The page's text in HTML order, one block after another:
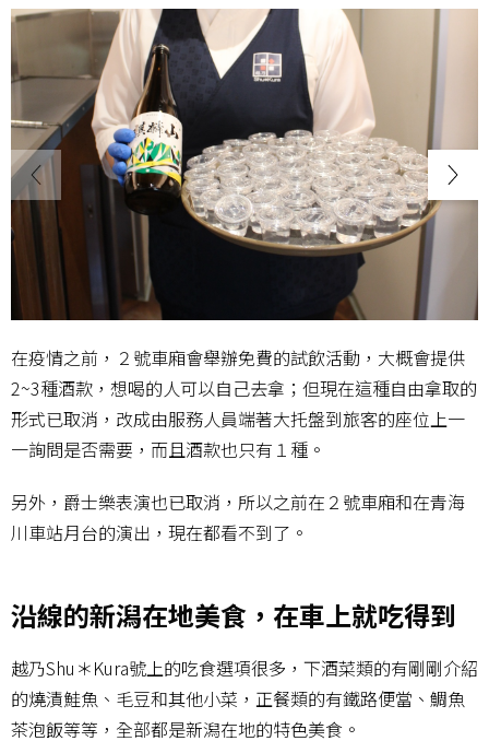
在疫情之前，２號車廂會舉辦免費的試飲活動，大概會提供
2~3種酒款，想喝的人可以自己去拿；但現在這種自由拿取的
形式已取消，改成由服務人員端著大托盤到旅客的座位上一
一詢問是否需要，而且酒款也只有１種。
另外，爵士樂表演也已取消，所以之前在２號車廂和在青海
川車站月台的演出，現在都看不到了。
沿線的新潟在地美食，在車上就吃得到
越乃Shu＊Kura號上的吃食選項很多，下酒菜類的有剛剛介紹
的燒漬鮭魚、毛豆和其他小菜，正餐類的有鐵路便當、鯛魚
茶泡飯等等，全部都是新潟在地的特色美食。